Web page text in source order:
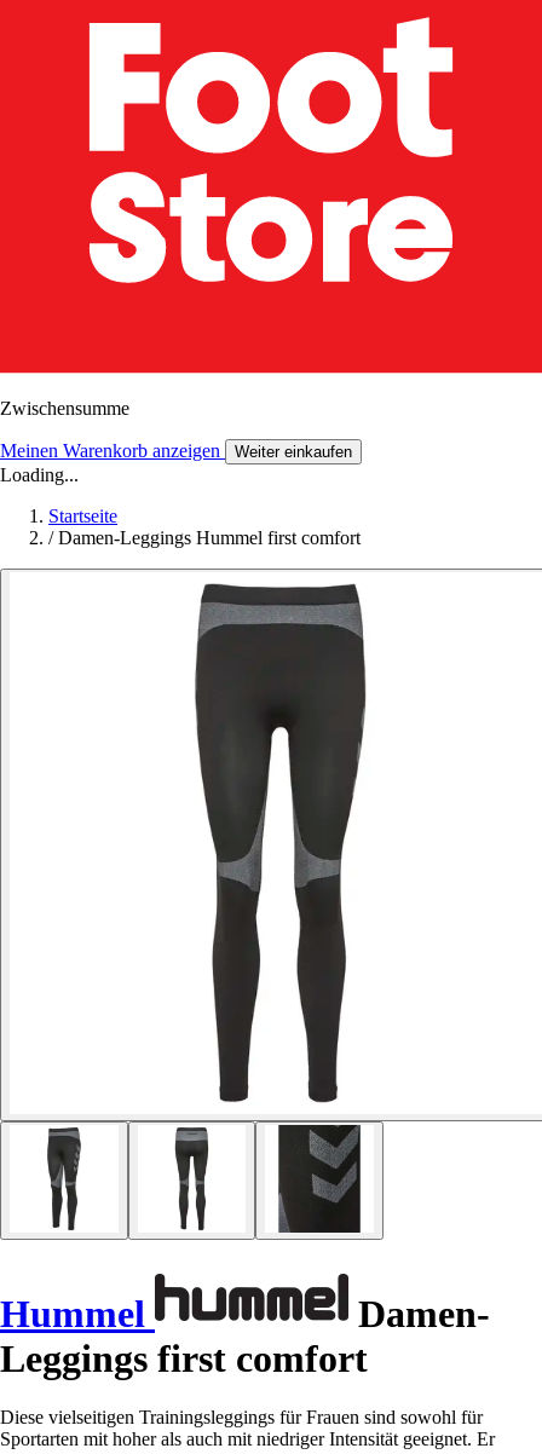
Zwischensumme
Meinen Warenkorb anzeigen Weiter einkaufen
Loading...
Startseite
/ Damen-Leggings Hummel first comfort
Hummel
Damen-
Leggings first comfort
Diese vielseitigen Trainingsleggings für Frauen sind sowohl für
Sportarten mit hoher als auch mit niedriger Intensität geeignet. Er